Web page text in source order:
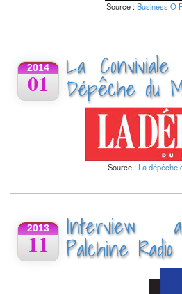
Source : Business O
2014
01
La
Dépêche du
Source : La dépêche
2013
11
Interview
Palchine